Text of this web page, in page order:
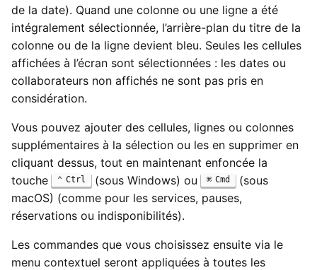
de la date). Quand une colonne ou une ligne a été
intégralement sélectionnée, l’arrière-plan du titre de la
colonne ou de la ligne devient bleu. Seules les cellules
affichées à l’écran sont sélectionnées : les dates ou
collaborateurs non affichés ne sont pas pris en
considération.
Vous pouvez ajouter des cellules, lignes ou colonnes
supplémentaires à la sélection ou les en supprimer en
cliquant dessus, tout en maintenant enfoncée la
touche
Ctrl (sous Windows) ou Cmd
(sous
macOS) (comme pour les services, pauses,
réservations ou indisponibilités).
Les commandes que vous choisissez ensuite via le
menu contextuel seront appliquées à toutes les